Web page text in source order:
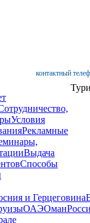
контактный
Условия
Рекламные
Выдача
Способы
и Герцеговина
ОАЭОман